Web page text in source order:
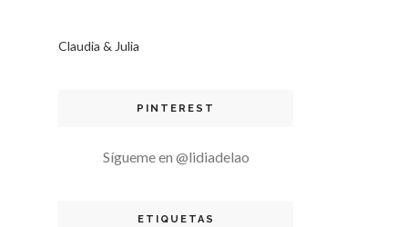
Claudia & Julia
PINTEREST
Sígueme en @lidiadelao
ETIQUETAS